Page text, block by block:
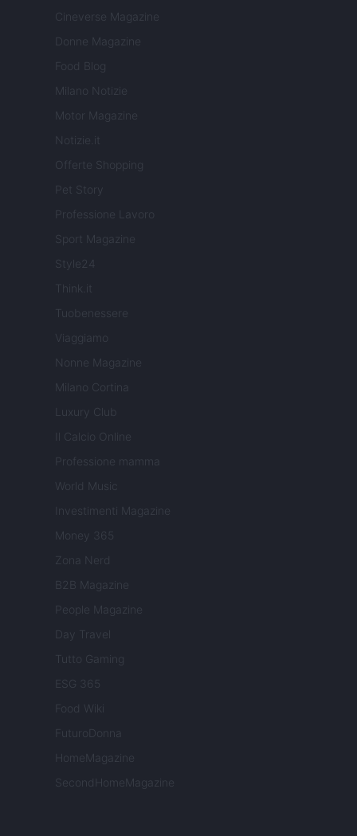
Cineverse Magazine
Donne Magazine
Food Blog
Milano Notizie
Motor Magazine
Notizie.it
Offerte Shopping
Pet Story
Professione Lavoro
Sport Magazine
Style24
Think.it
Tuobenessere
Viaggiamo
Nonne Magazine
Milano Cortina
Luxury Club
Il Calcio Online
Professione mamma
World Music
Investimenti Magazine
Money 365
Zona Nerd
B2B Magazine
People Magazine
Day Travel
Tutto Gaming
ESG 365
Food Wiki
FuturoDonna
HomeMagazine
SecondHomeMagazine